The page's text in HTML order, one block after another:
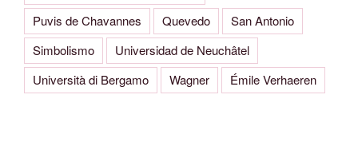
Puvis de Chavannes
Quevedo
San Antonio
Simbolismo
Universidad de Neuchâtel
Università di Bergamo
Wagner Émile Verhaeren